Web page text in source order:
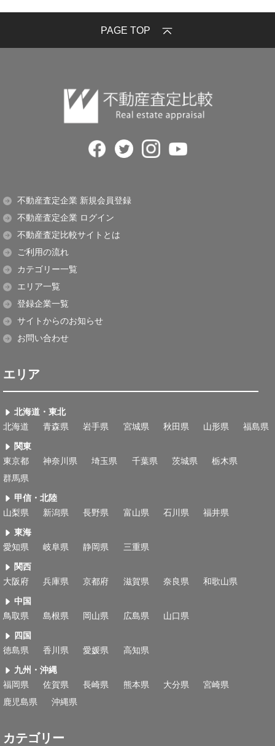
PAGE TOP
不動産査定企業 新規会員登録
不動産査定企業 ログイン
不動産査定比較サイトとは
ご利用の流れ
カテゴリー一覧
エリア一覧
登録企業一覧
サイトからのお知らせ
お問い合わせ
エリア
北海道・東北
北海道
青森県 岩手県 宮城県 秋田県 山形県 福島県
関東
東京都
神奈川県 埼玉県 千葉県 茨城県
栃木県
群馬県
甲信・北陸
山梨県
新潟県 長野県 富山県 石川県 福井県
東海
愛知県
岐阜県 静岡県 三重県
関西
大阪府
兵庫県 京都府 滋賀県 奈良県 和歌山県
中国
鳥取県
島根県 岡山県 広島県 山口県
四国
徳島県
香川県 愛媛県 高知県
九州・沖縄
福岡県
佐賀県 長崎県 熊本県 大分県
宮崎県
鹿児島県
沖縄県
カテゴリー